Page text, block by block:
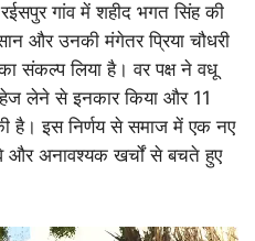
गांव में शहीद भगत सिंह की
और उनकी मंगेतर प्रिया चौधरी
संकल्प लिया है। वर पक्ष ने वधू
लेने से इनकार किया और 11
है। इस निर्णय से समाज में एक नए
और अनावश्यक खर्चों से बचते हुए